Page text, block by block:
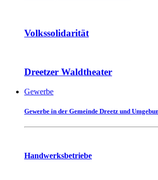
Volkssolidarität
Dreetzer Waldtheater
Gewerbe
Gewerbe in der Gemeinde Dreetz und
Handwerksbetriebe